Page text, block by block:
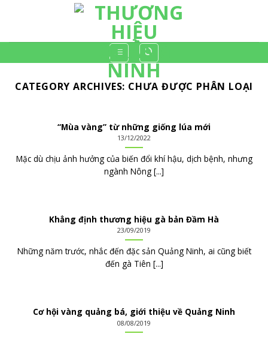
CATEGORY ARCHIVES: CHƯA ĐƯỢC PHÂN LOẠI
“Mùa vàng” từ những giống lúa mới
13/12/2022
Mặc dù chịu ảnh hưởng của biến đổi khí hậu, dịch bệnh, nhưng
ngành Nông [...]
Khẳng định thương hiệu gà bản Đầm Hà
23/09/2019
Những năm trước, nhắc đến đặc sản Quảng Ninh, ai cũng biết
đến gà Tiên [...]
Cơ hội vàng quảng bá, giới thiệu về Quảng Ninh
08/08/2019